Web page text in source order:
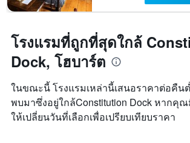
โรงแรมที่ถูกที่สุดใกล้
Dock, โฮบาร์ต
ในขณะนี้ โรงแรมเหล่านี้เสนอราคาต่อคืน
พบมาซึ่งอยู่ใกล้Constitution Dock หากคุ
ให้เปลี่ยนวันที่เลือกเพื่อเปรียบเทียบราคา